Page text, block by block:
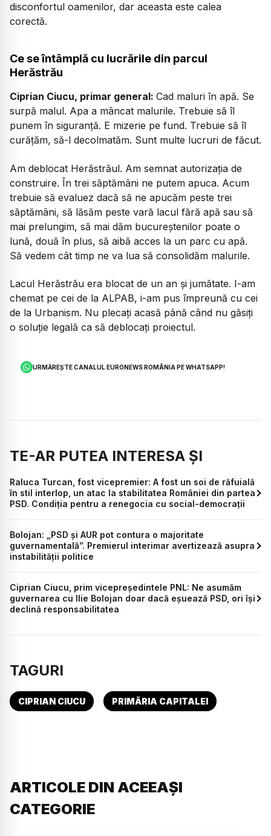
disconfortul oamenilor, dar aceasta este calea
corectă.
Ce se întâmplă cu lucrările din parcul
Herăstrău
Ciprian Ciucu, primar general: Cad maluri în apă. Se
surpă malul. Apa a mâncat malurile. Trebuie să îl
punem în siguranță. E mizerie pe fund. Trebuie să îl
curățăm, să-l decolmatăm. Sunt multe lucruri de făcut.
Am deblocat Herăstrăul. Am semnat autorizația de
construire. În trei săptămâni ne putem apuca. Acum
trebuie să evaluez dacă să ne apucăm peste trei
săptămâni, să lăsăm peste vară lacul fără apă sau să
mai prelungim, să mai dăm bucureștenilor poate o
lună, două în plus, să aibă acces la un parc cu apă.
Să vedem cât timp ne va lua să consolidăm malurile.
Lacul Herăstrău era blocat de un an și jumătate. I-am
chemat pe cei de la ALPAB, i-am pus împreună cu cei
de la Urbanism. Nu plecați acasă până când nu găsiți
o soluție legală ca să deblocați proiectul.
URMĂREȘTE CANALUL EURONEWS ROMÂNIA PE WHATSAPP!
TE-AR PUTEA INTERESA ȘI
Raluca Turcan, fost vicepremier: A fost un soi de răfuială
în stil interlop, un atac la stabilitatea României din partea
PSD. Condiția pentru a renegocia cu social-democrații
Bolojan: „PSD și AUR pot contura o majoritate
guvernamentală”. Premierul interimar avertizează asupra
instabilității politice
Ciprian Ciucu, prim vicepreședintele PNL: Ne asumăm
guvernarea cu Ilie Bolojan doar dacă eșuează PSD, ori își
declină responsabilitatea
TAGURI
CIPRIAN CIUCU PRIMĂRIA CAPITALEI
ARTICOLE DIN ACEEAȘI
CATEGORIE